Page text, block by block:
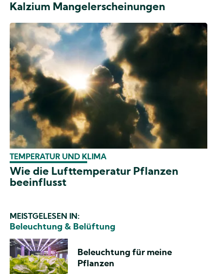
Kalzium Mangelerscheinungen
TEMPERATUR UND KLIMA
Wie die Lufttemperatur Pflanzen
beeinflusst
MEISTGELESEN IN:
Beleuchtung & Belüftung
Beleuchtung für meine
Pflanzen